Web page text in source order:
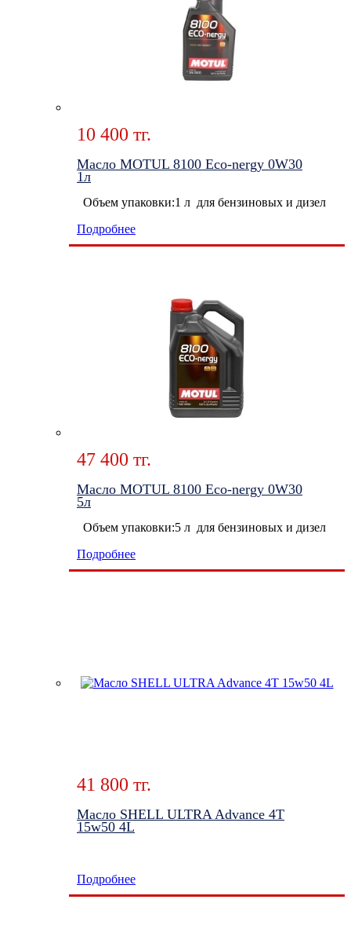
10 400 тг.
Масло MOTUL 8100 Eco-nergy 0W30
1л
Объем упаковки:1 л для бензиновых и дизел
Подробнее
47 400 тг.
Масло MOTUL 8100 Eco-nergy 0W30
5л
Объем упаковки:5 л для бензиновых и дизел
Подробнее
41 800 тг.
Масло SHELL ULTRA Advance 4T
15w50 4L
Подробнее